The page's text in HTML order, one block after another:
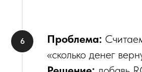
Проблема:
«сколько денег